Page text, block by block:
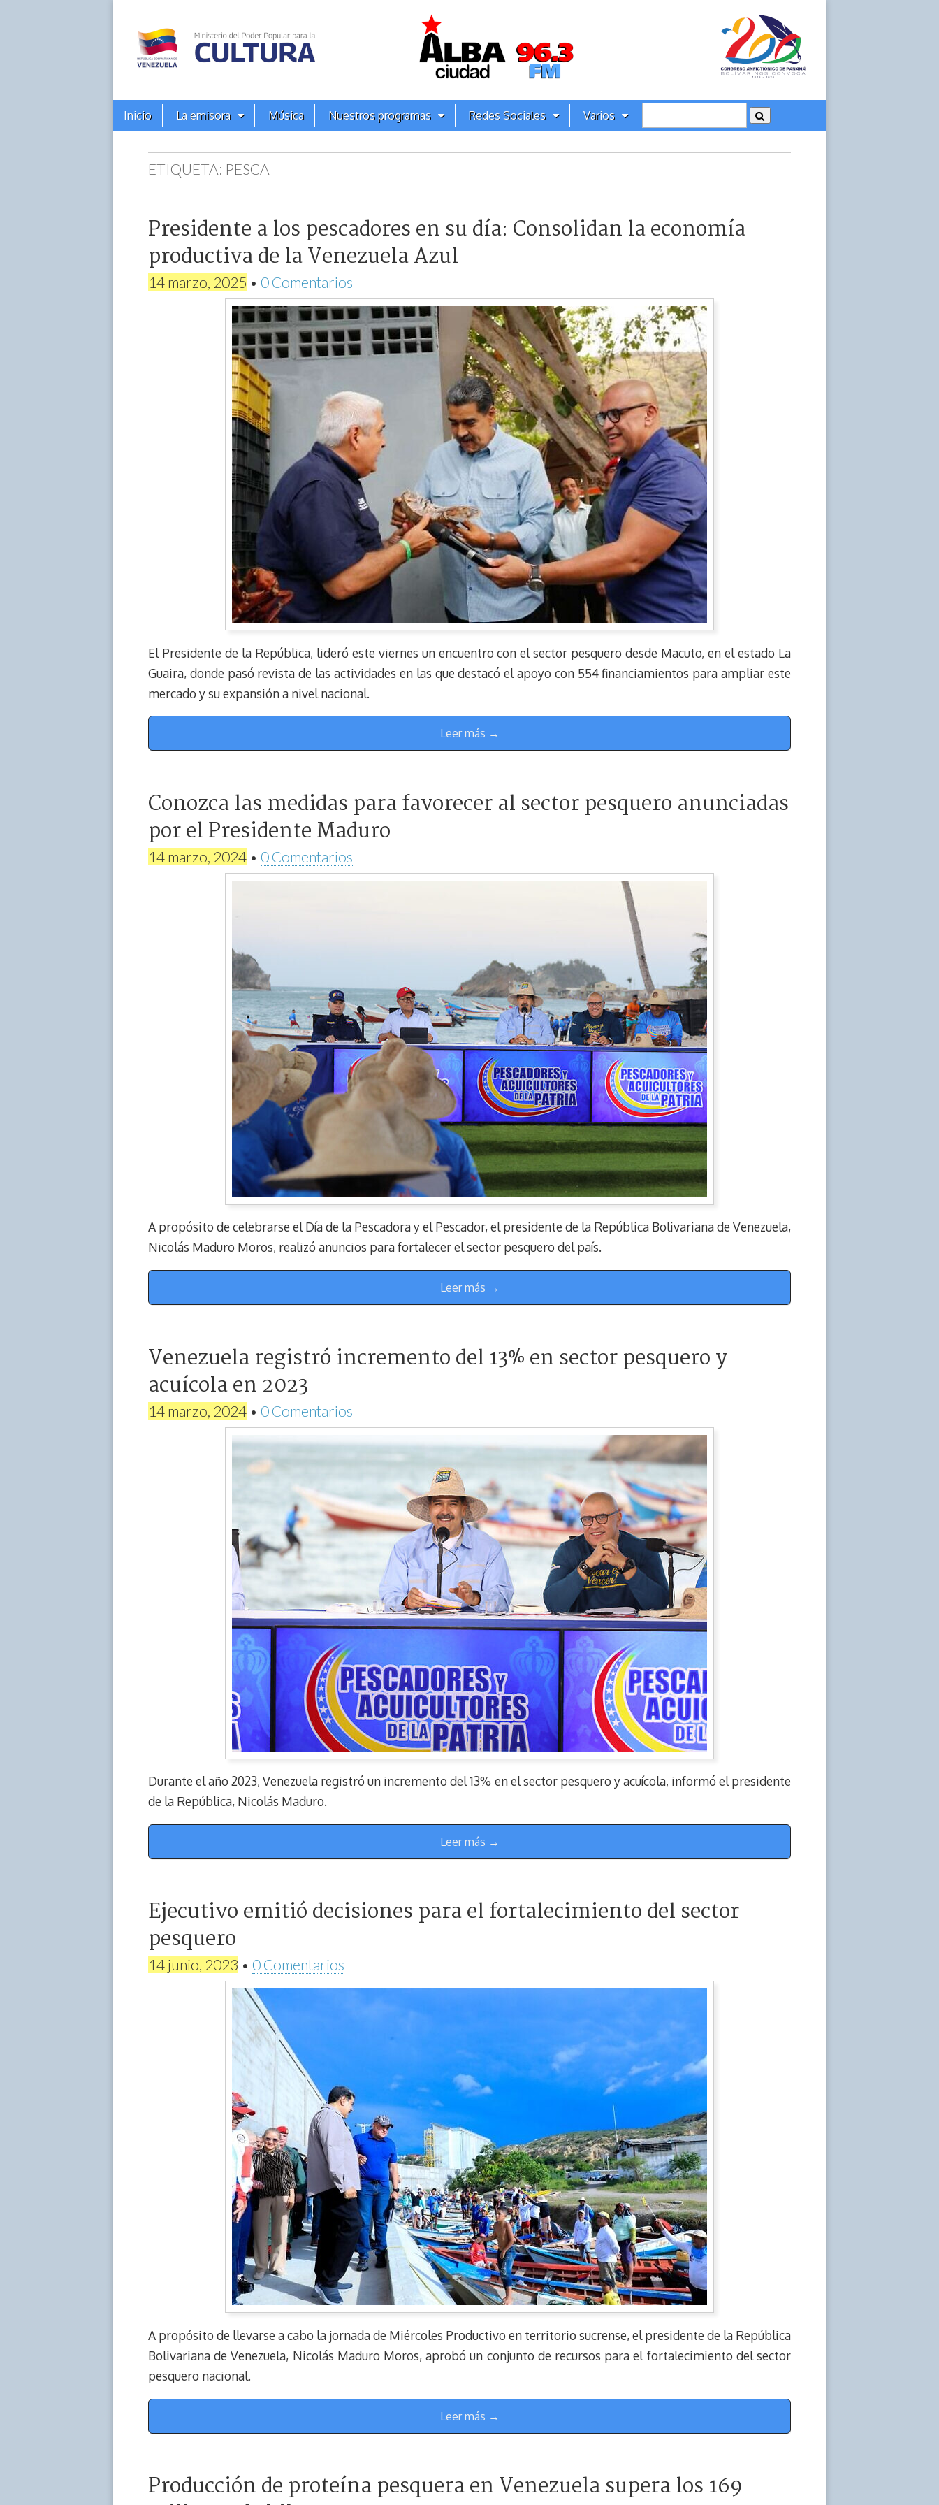
Alba
Ciudad
96.3
FM
Menú
principal
Inicio La emisora Música Nuestros programas Redes Sociales Varios
ETIQUETA: PESCA
Presidente a los pescadores en su día: Consolidan la economía
productiva de la Venezuela Azul
14 marzo, 2025 • 0 Comentarios
El Presidente de la República, lideró este viernes un encuentro con el sector pesquero desde Macuto, en el estado La
Guaira, donde pasó revista de las actividades en las que destacó el apoyo con 554 financiamientos para ampliar este
mercado y su expansión a nivel nacional.
Leer más →
Conozca las medidas para favorecer al sector pesquero anunciadas
por el Presidente Maduro
14 marzo, 2024 • 0 Comentarios
A propósito de celebrarse el Día de la Pescadora y el Pescador, el presidente de la República Bolivariana de Venezuela,
Nicolás Maduro Moros, realizó anuncios para fortalecer el sector pesquero del país.
Leer más →
Venezuela registró incremento del 13% en sector pesquero y
acuícola en 2023
14 marzo, 2024 • 0 Comentarios
Durante el año 2023, Venezuela registró un incremento del 13% en el sector pesquero y acuícola, informó el presidente
de la República, Nicolás Maduro.
Leer más →
Ejecutivo emitió decisiones para el fortalecimiento del sector
pesquero
14 junio, 2023 • 0 Comentarios
A propósito de llevarse a cabo la jornada de Miércoles Productivo en territorio sucrense, el presidente de la República
Bolivariana de Venezuela, Nicolás Maduro Moros, aprobó un conjunto de recursos para el fortalecimiento del sector
pesquero nacional.
Leer más →
Producción de proteína pesquera en Venezuela supera los 169